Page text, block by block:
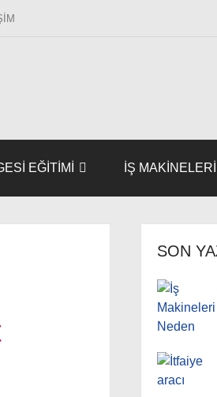
EĞITIMI İŞ MAKINELERI
SON